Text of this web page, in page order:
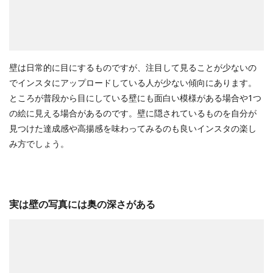
壁は日常的に目にするものですが、注目して見ることが少ないの
でインスタにアップロードしている人が少ない傾向にあります。
ところが普段から目にしている壁にも面白い模様がある場合や1つ
の絵に見える場合があるのです。壁に隠されているものを自分が
見つけた達成感や高揚感を味わってみるのも良いインスタの楽し
み方でしょう。
実は壁の写真には奥の深さがある